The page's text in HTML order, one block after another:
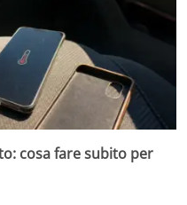
cosa fare subito per